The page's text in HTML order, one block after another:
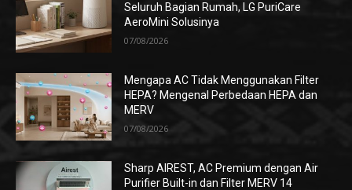
Seluruh Bagian Rumah, LG PuriCare
AeroMini Solusinya
07/08/2026
Mengapa AC Tidak Menggunakan Filter
HEPA? Mengenal Perbedaan HEPA dan
MERV
07/08/2026
Sharp AIREST, AC Premium dengan Air
Purifier Built-in dan Filter MERV 14